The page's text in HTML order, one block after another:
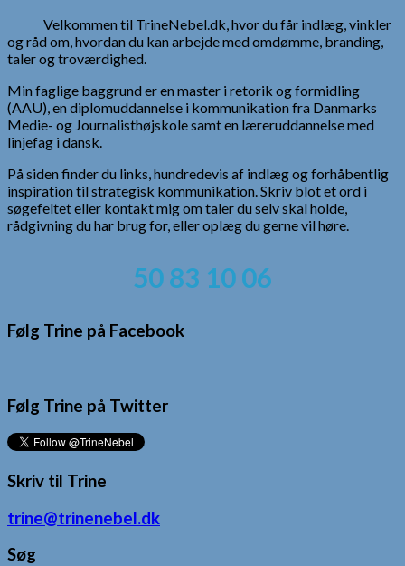
Velkommen til TrineNebel.dk, hvor du får indlæg, vinkler
og råd om, hvordan du kan arbejde med omdømme, branding,
taler og troværdighed.
Min faglige baggrund er en master i retorik og formidling
(AAU), en diplomuddannelse i kommunikation fra Danmarks
Medie- og Journalisthøjskole samt en læreruddannelse med
linjefag i dansk.
På siden finder du links, hundredevis af indlæg og forhåbentlig
inspiration til strategisk kommunikation. Skriv blot et ord i
søgefeltet eller kontakt mig om taler du selv skal holde,
rådgivning du har brug for, eller oplæg du gerne vil høre.
50 83 10 06
Følg Trine på Facebook
Følg Trine på Twitter
Skriv til Trine
trine@trinenebel.dk
Søg